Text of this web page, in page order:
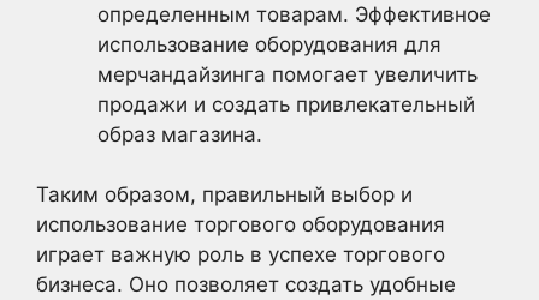
определенным товарам. Эффективное
использование оборудования для
мерчандайзинга помогает увеличить
продажи и создать привлекательный
образ магазина.
Таким образом, правильный выбор и
использование торгового оборудования
играет важную роль в успехе торгового
бизнеса. Оно позволяет создать удобные